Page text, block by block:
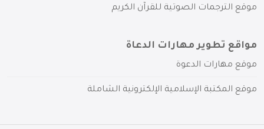
موقع الترجمات الصوتية للقرآن الكريم
مواقع تطوير مهارات الدعاة
موقع مهارات الدعوة
موقع المكتبة الإسلامية الإلكترونية الشاملة